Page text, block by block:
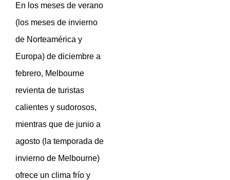
En los meses de verano
(los meses de invierno
de Norteamérica y
Europa) de diciembre a
febrero, Melbourne
revienta de turistas
calientes y sudorosos,
mientras que de junio a
agosto (la temporada de
invierno de Melbourne)
ofrece un clima frío y